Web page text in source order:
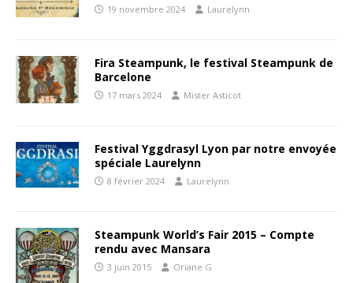
19 novembre 2024 Laurelynn
Fira Steampunk, le festival Steampunk de
Barcelone
17 mars 2024 Mister Asticot
Festival Yggdrasyl Lyon par notre envoyée
spéciale Laurelynn
8 février 2024 Laurelynn
Steampunk World’s Fair 2015 – Compte
rendu avec Mansara
3 juin 2015 Oriane G